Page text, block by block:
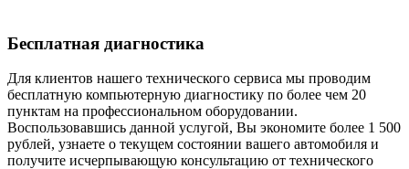
Бесплатная диагностика
Для клиентов нашего технического сервиса мы проводим
бесплатную компьютерную диагностику по более чем 20
пунктам на профессиональном оборудовании.
Воспользовавшись данной услугой, Вы экономите более 1 500
рублей, узнаете о текущем состоянии вашего автомобиля и
получите исчерпывающую консультацию от технического